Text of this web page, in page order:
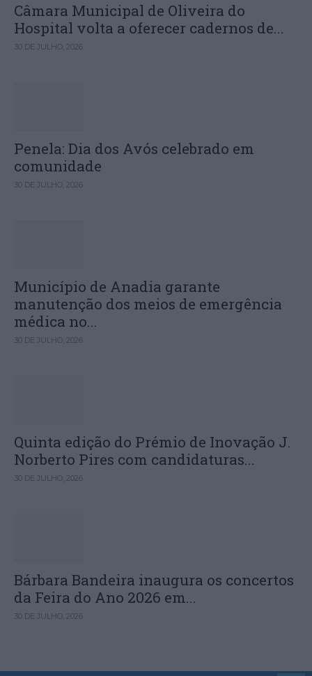
Câmara Municipal de Oliveira do
Hospital volta a oferecer cadernos de...
30 DE JULHO, 2026
Penela: Dia dos Avós celebrado em
comunidade
30 DE JULHO, 2026
Município de Anadia garante
manutenção dos meios de emergência
médica no...
30 DE JULHO, 2026
Quinta edição do Prémio de Inovação J.
Norberto Pires com candidaturas...
30 DE JULHO, 2026
Bárbara Bandeira inaugura os concertos
da Feira do Ano 2026 em...
30 DE JULHO, 2026